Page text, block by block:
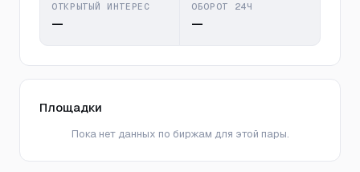
ОТКРЫТЫЙ ИНТЕРЕС
—
ОБОРОТ 24Ч
—
Площадки
Пока нет данных по биржам для этой пары.